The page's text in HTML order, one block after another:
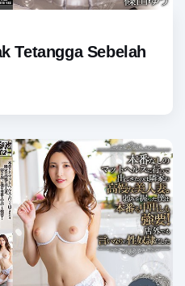
Tetangga Sebelah